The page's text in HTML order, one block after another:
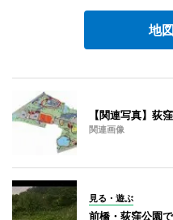
地
【関連写真】荻
関連画像
見る・遊ぶ
前橋・荻窪公園